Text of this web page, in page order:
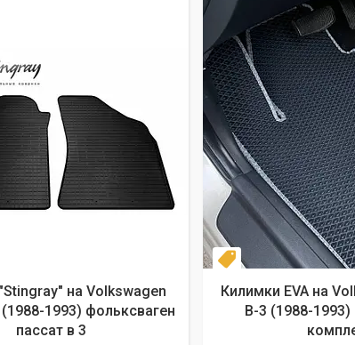
на Volkswagen
1993) фольксваген
пассат в 3
Комплект
Килимки EVA на
B-3 (1988-1993)